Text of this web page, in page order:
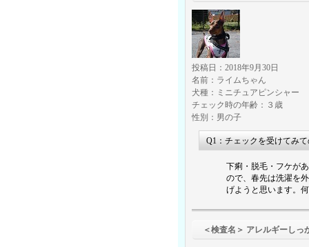
投稿日：2018年9月30日
名前：ライムちゃん
犬種：ミニチュアピンシャー
チェック時の年齢：３歳
性別：男の子
Q1：チェックを受けてみ
下痢・脱毛・フケが
ので、春先は洗濯を
げようと思います。
＜検査名＞ アレルギーしっ